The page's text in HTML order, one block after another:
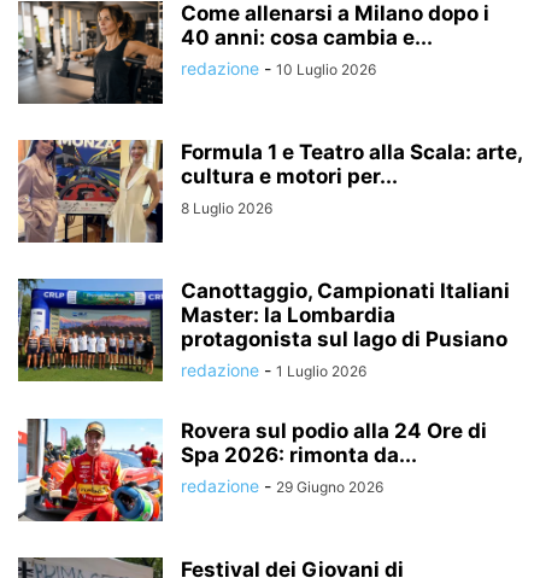
Come allenarsi a Milano dopo i
40 anni: cosa cambia e...
redazione - 10 Luglio 2026
Formula 1 e Teatro alla Scala: arte,
cultura e motori per...
8 Luglio 2026
Canottaggio, Campionati Italiani
Master: la Lombardia
protagonista sul lago di Pusiano
redazione - 1 Luglio 2026
Rovera sul podio alla 24 Ore di
Spa 2026: rimonta da...
redazione - 29 Giugno 2026
Festival dei Giovani di